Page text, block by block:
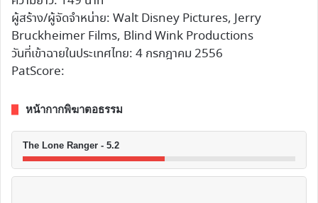
ผู้สร้าง/ผู้จัดจำหน่าย: Walt Disney Pictures, Jerry
Bruckheimer Films, Blind Wink Productions
วันที่เข้าฉายในประเทศไทย: 4 กรกฎาคม 2556
PatScore:
หน้ากากพิฆาตอธรรม
The Lone Ranger - 5.2